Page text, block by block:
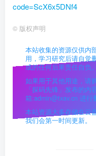
code=ScX6x5DNf4
© 版权声明
本站收集的资源仅供内
用，学习研究后请自觉
成的任何后果责任自负。
如果用于其他用途，请
「探码先锋」发布的内
箱:admin@txav.cn 进行
本站资源大多存储在云
我们会第一时间更新。